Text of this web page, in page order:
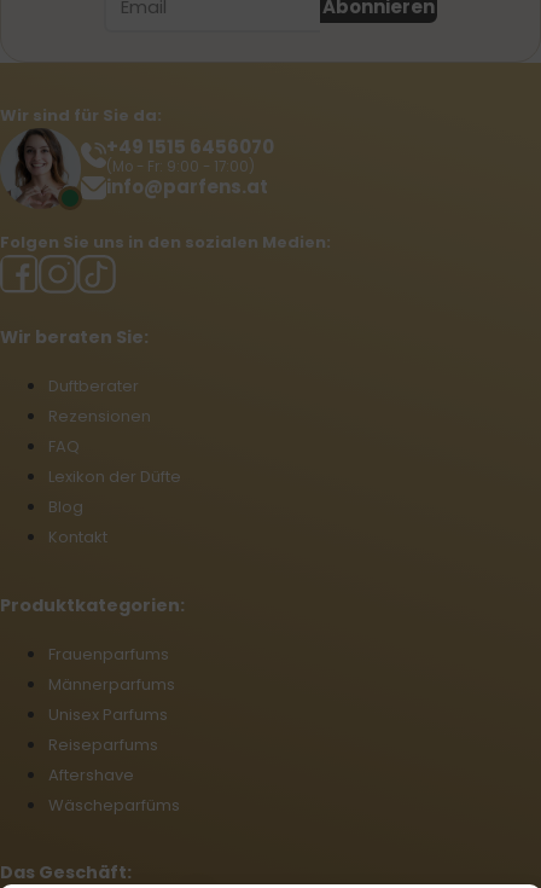
Abonnieren
Wir sind für Sie da:
+49 1515 6456070
(Mo - Fr: 9:00 - 17:00)
info@parfens.at
Folgen Sie uns in den sozialen Medien:
Wir beraten Sie:
Duftberater
Rezensionen
FAQ
Lexikon der Düfte
Blog
Kontakt
Produktkategorien:
Frauenparfums
Männerparfums
Unisex Parfums
Reiseparfums
Aftershave
Wäscheparfüms
Das Geschäft: